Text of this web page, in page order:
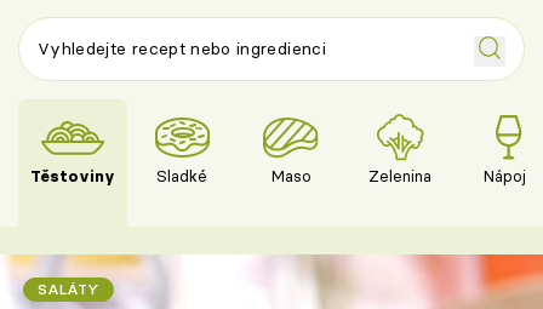
Těstoviny Sladké Maso Zelenina Nápoje
SALÁTY